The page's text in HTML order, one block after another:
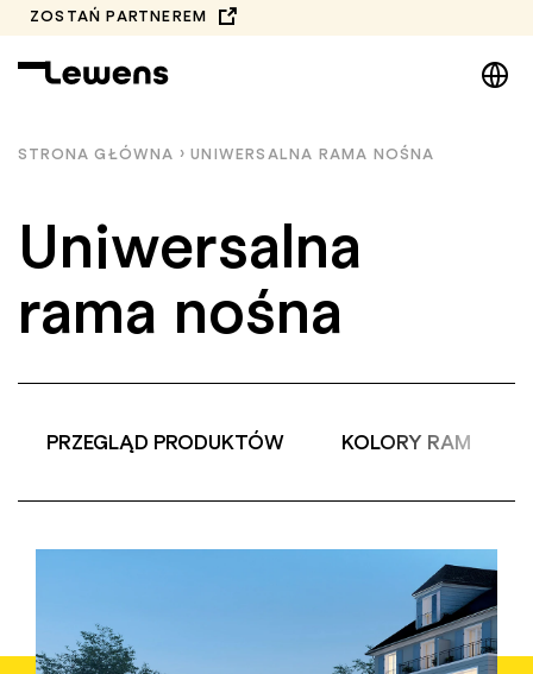
Przejdź
do
treści
ZOSTAŃ PARTNEREM
DE
STRONA GŁÓWNA › UNIWERSALNA RAMA NOŚNA
Uniwersalna
rama nośna
PRZEGLĄD PRODUKTÓW KOLORY RAM